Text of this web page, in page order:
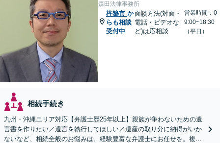
森田法律事務所
杵築市 か
らも相談
受付中
面談方法(対面・
電話・ビデオな
ど)は応相談
営業時間：0
9:00~18:30
（平日）
相続手続き
九州・沖縄エリア対応【弁護士歴25年以上】親族が争わないための遺
言書を作りたい／遺言を執行してほしい／遺産の取り分に納得がいか
ないなど、相続全般のお悩みは、経験豊富な弁護士にお任せを。複雑